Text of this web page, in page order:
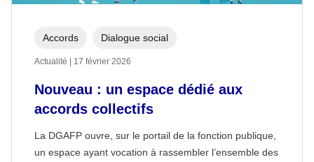
Nouveau : un espace dédié aux
accords collectifs
La DGAFP ouvre, sur le portail de la fonction publique,
un espace ayant vocation à rassembler l’ensemble des
Accords Dialogue social
Actualité | 17 février 2026